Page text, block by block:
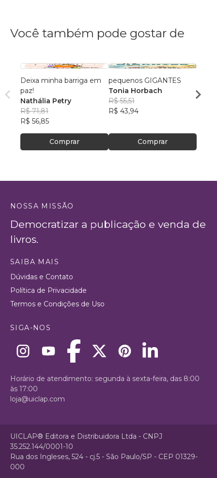
Você também pode gostar de
Deixa minha barriga em
paz!
Nathália Petry
R$ 71,81
R$ 56,85
Comprar
pequenos GIGANTES
Tonia Horbach
R$ 55,51
R$ 43,94
Comprar
R$
NOSSA MISSÃO
Democratizar a publicação e venda de
livros.
SAIBA MAIS
Dúvidas e Contato
Política de Privacidade
Termos e Condições de Uso
SIGA-NOS
Horário de atendimento: segunda à sexta-feira, das 8:00
às 17:00
loja@uiclap.com
UICLAP® Editora e Distribuidora Ltda - CNPJ
35.252.144/0001-10
Rua dos Ingleses, 524 - cj.5 - São Paulo/SP - CEP 01329-
000